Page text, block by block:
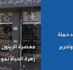
حملة
معصرة الزيتون
زهرة الحياة